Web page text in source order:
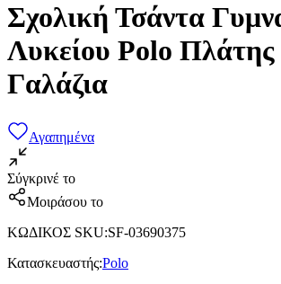
Σχολική Τσάντα
Λυκείου Polo
Γαλάζια
Αγαπημένα
Σύγκρινέ το
Μοιράσου το
ΚΩΔΙΚΟΣ SKU:SF-03690375
Κατασκευαστής:Polo